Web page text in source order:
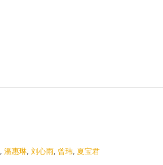
,潘惠琳,刘心雨, 曾玮, 夏宝君